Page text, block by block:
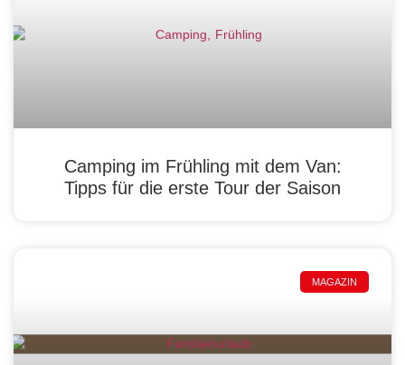
Camping im Frühling mit dem Van:
Tipps für die erste Tour der Saison
MAGAZIN